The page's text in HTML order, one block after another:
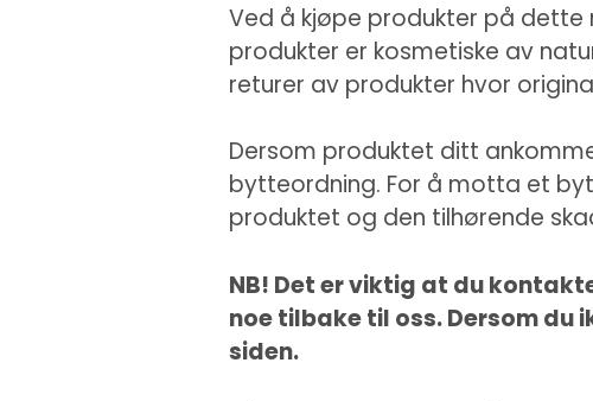
Ved å kjøpe produkter på
produkter er kosmetiske av
returer av produkter hvor
Dersom produktet ditt
bytteordning. For å motta et
produktet og den tilhørende
NB! Det er viktig at du
noe tilbake til oss. Dersom du
siden.